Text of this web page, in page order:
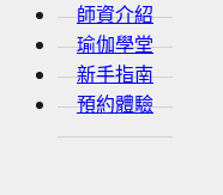
師資介紹
瑜伽學堂
新手指南
預約體驗